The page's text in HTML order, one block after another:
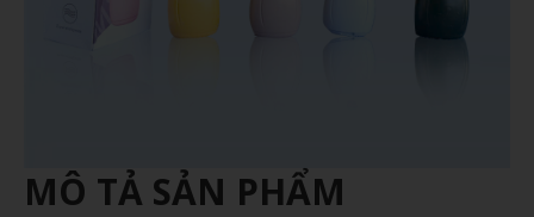
MÔ TẢ SẢN PHẨM